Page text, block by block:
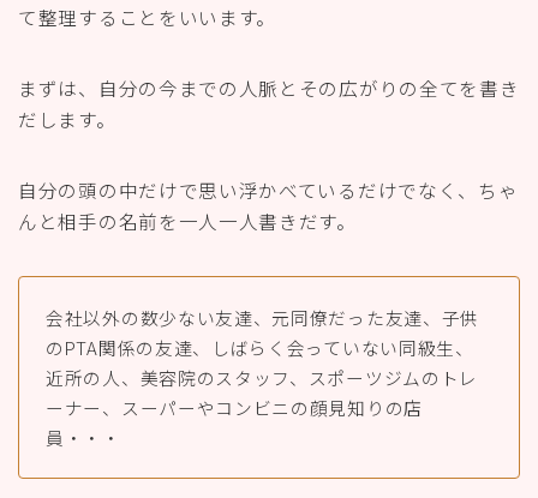
て整理することをいいます。
まずは、自分の今までの人脈とその広がりの全てを書き
だします。
自分の頭の中だけで思い浮かべているだけでなく、ちゃ
んと相手の名前を一人一人書きだす。
会社以外の数少ない友達、元同僚だった友達、子供
のPTA関係の友達、しばらく会っていない同級生、
近所の人、美容院のスタッフ、スポーツジムのトレ
ーナー、スーパーやコンビニの顔見知りの店
員・・・